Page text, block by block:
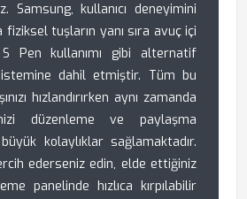
Samsung, kullanıcı deneyimini
fiziksel tuşların yanı sıra avuç içi
Pen kullanımı gibi alternatif
dahil etmiştir. Tüm bu
hızlandırırken aynı zamanda
düzenleme ve paylaşma
kolaylıklar sağlamaktadır.
ederseniz edin, elde ettiğiniz
panelinde hızlıca kırpılabilir